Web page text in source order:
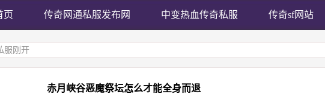
页 传奇网通私服发布网 中变热血传奇私服 传奇sf网站
服刚开
赤月峡谷恶魔祭坛怎么才能全身而退